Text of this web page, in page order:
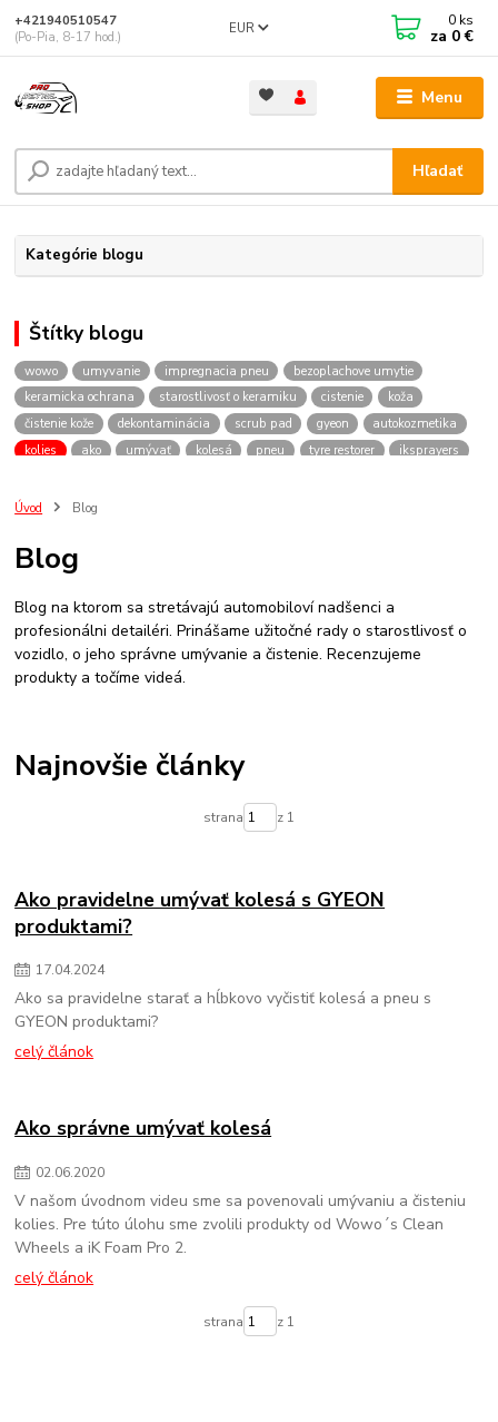
Menu
EUR
Hľadať
+421940510547
(Po-Pia, 8-17 hod.)
0 ks
za 0 €
Kategórie blogu
Štítky blogu
wowo umyvanie impregnacia pneu
bezoplachove umytie
keramicka ochrana
starostlivosť o keramiku cistenie
koža
čistenie kože
dekontaminácia scrub pad gyeon
autokozmetika
kolies
ako umývať kolesá pneu tyre restorer
iksprayers
ozivovac plastov
gyeon cancoat
aplikacia ochrany
sealant sonax bez tepovania koberceky
Úvod Blog
Blog
Blog na ktorom sa stretávajú automobiloví nadšenci a
profesionálni detailéri. Prinášame užitočné rady o starostlivosť o
vozidlo, o jeho správne umývanie a čistenie. Recenzujeme
produkty a točíme videá.
Najnovšie články
strana z 1
Ako pravidelne umývať kolesá s GYEON
produktami?
17.04.2024
Ako sa pravidelne starať a hĺbkovo vyčistiť kolesá a pneu s
GYEON produktami?
celý článok
Ako správne umývať kolesá
02.06.2020
V našom úvodnom videu sme sa povenovali umývaniu a čisteniu
kolies. Pre túto úlohu sme zvolili produkty od Wowo´s Clean
Wheels a iK Foam Pro 2.
celý článok
strana z 1